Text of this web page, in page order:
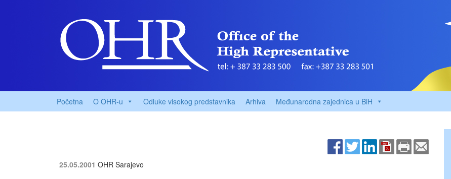
Početna O OHR-u Odluke visokog predstavnika Arhiva Međunarodna zajednica u BiH
25.05.2001 OHR Sarajevo